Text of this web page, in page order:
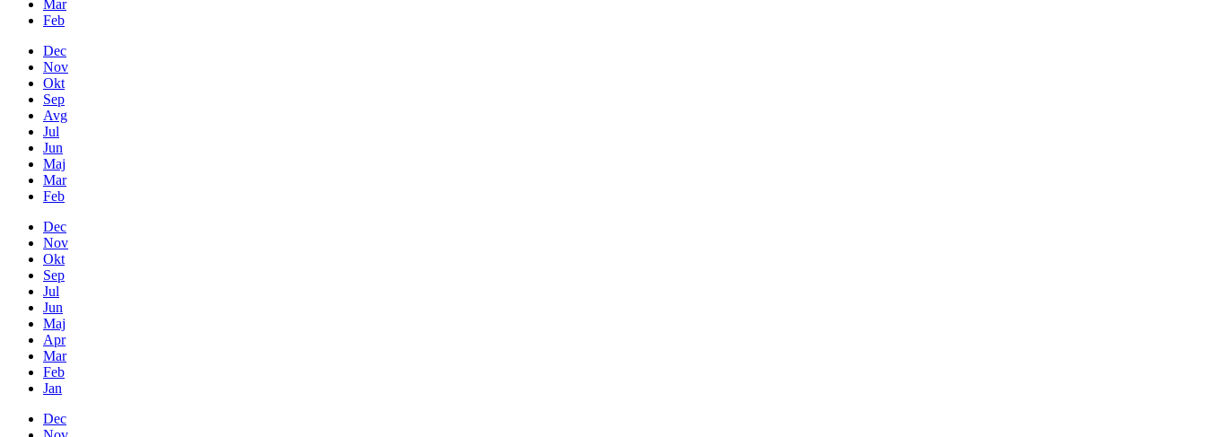
Mar
Feb
Dec
Nov
Okt
Sep
Avg
Jul
Jun
Maj
Mar
Feb
Dec
Nov
Okt
Sep
Jul
Jun
Maj
Apr
Mar
Feb
Jan
Dec